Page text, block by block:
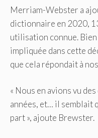
Merriam-Webster a
dictionnaire en 2020,
utilisation connue.
impliquée dans cette
que cela répondait à
« Nous en avions vu
années, et… il semblait
part », ajoute Brewster.